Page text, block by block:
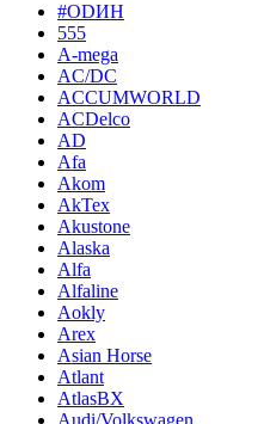
#ODИН
555
A-mega
AC/DC
ACCUMWORLD
ACDelco
AD
Afa
Akom
AkTex
Akustone
Alaska
Alfa
Alfaline
Aokly
Arex
Asian Horse
Atlant
AtlasBX